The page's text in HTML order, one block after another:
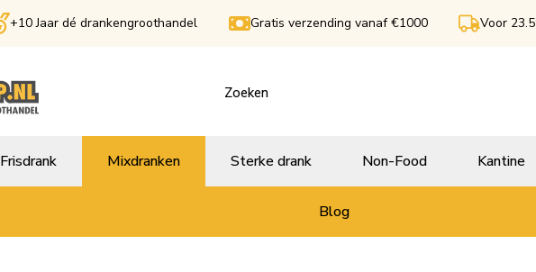
+10 Jaar dé drankengroothandel Gratis verzending vanaf €1000 Voor
Frisdrank Mixdranken Sterke drank Non-Food Kantine
Blog